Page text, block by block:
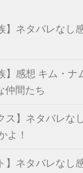
】ネタバレなし
】感想 キム・
仲間たち
ス】ネタバレな
よ！
】ネタバレなし